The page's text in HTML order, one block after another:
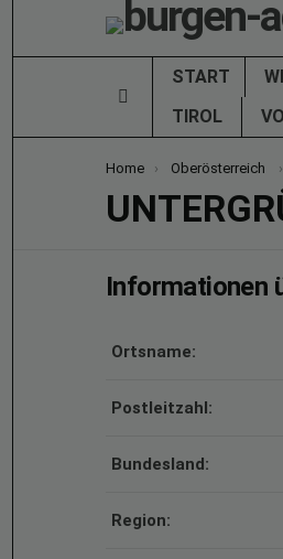
START
TIROL
You are here:
Home Oberösterreich
Informationen
Ortsname:
Postleitzahl:
Bundesland:
Region: